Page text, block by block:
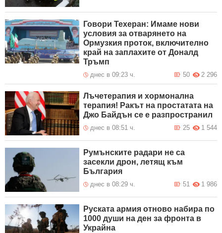
Говори Техеран: Имаме нови
условия за отварянето на
Ормузкия проток, включително
край на заплахите от Доналд
Тръмп
днес в 09:23 ч. 2 296
50
Лъчетерапия и хормонална
терапия! Ракът на простатата на
Джо Байдън се е разпространил
днес в 08:51 ч. 1 544
25
Румънските радари не са
засекли дрон, летящ към
България
днес в 08:29 ч. 1 986
51
Руската армия отново набира по
1000 души на ден за фронта в
Украйна